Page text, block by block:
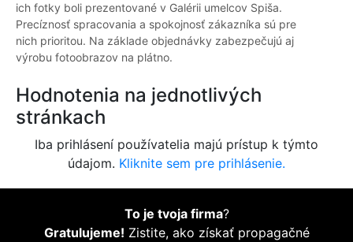
ich fotky boli prezentované v Galérii umelcov Spiša.
Precíznosť spracovania a spokojnosť zákazníka sú pre
nich prioritou. Na základe objednávky zabezpečujú aj
výrobu fotoobrazov na plátno.
Hodnotenia na jednotlivých
stránkach
Iba prihlásení používatelia majú prístup k týmto
údajom. Kliknite sem pre prihlásenie.
To je tvoja firma?
Gratulujeme! Zistite, ako získať propagačné